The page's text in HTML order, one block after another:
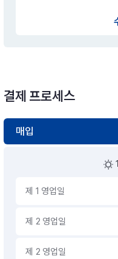
결제 프로세스
매입
제 1 영업일
제 2 영업일
제 2 영업일